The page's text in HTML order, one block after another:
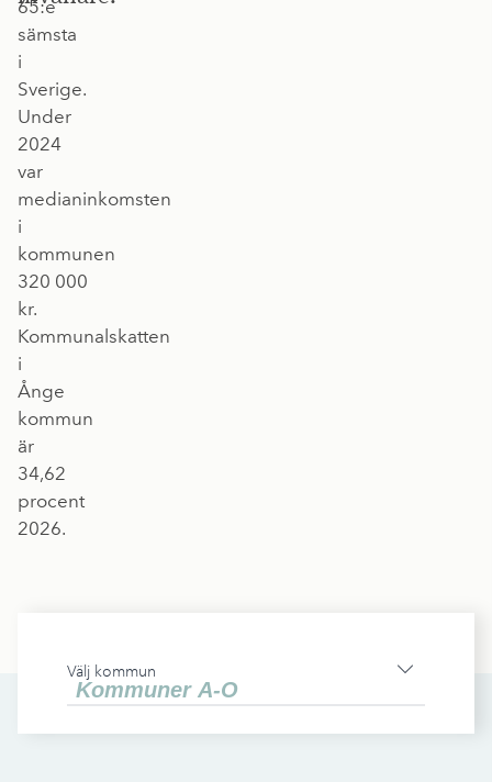
65:e
sämsta
i
Sverige.
Under
2024
var
medianinkomsten
i
kommunen
320 000
kr.
Kommunalskatten
i
Ånge
kommun
är
34,62
procent
2026.
Välj kommun